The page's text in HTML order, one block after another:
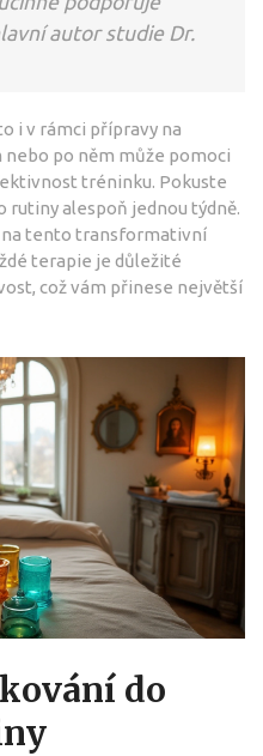
autor studie Dr.
i v rámci přípravy na
po něm může pomoci
tréninku. Pokuste
rutiny alespoň jednou týdně.
na tento transformativní
terapie je důležité
což vám přinese největší
do